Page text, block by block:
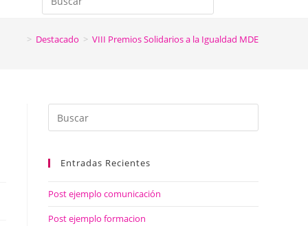
> Destacado > VIII Premios Solidarios a la Igualdad MDE
Entradas Recientes
Post ejemplo comunicación
Post ejemplo formacion